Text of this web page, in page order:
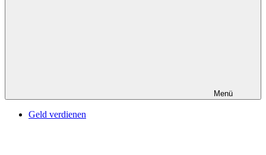
Menü
Geld verdienen